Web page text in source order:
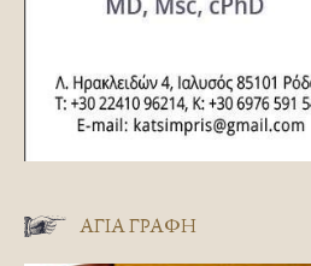
ΑΓΊΑ ΓΡΑΦΉ